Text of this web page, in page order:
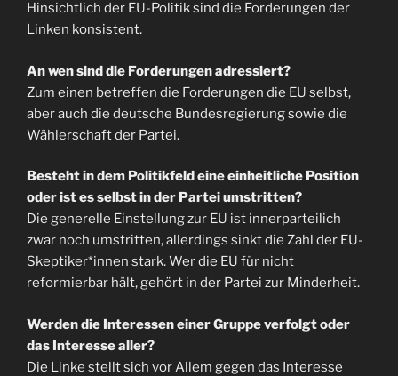
Hinsichtlich der EU-Politik sind die Forderungen der
Linken konsistent.
An wen sind die Forderungen adressiert?
Zum einen betreffen die Forderungen die EU selbst,
aber auch die deutsche Bundesregierung sowie die
Wählerschaft der Partei.
Besteht in dem Politikfeld eine einheitliche Position
oder ist es selbst in der Partei umstritten?
Die generelle Einstellung zur EU ist innerparteilich
zwar noch umstritten, allerdings sinkt die Zahl der EU-
Skeptiker*innen stark. Wer die EU für nicht
reformierbar hält, gehört in der Partei zur Minderheit.
Werden die Interessen einer Gruppe verfolgt oder
das Interesse aller?
Die Linke stellt sich vor Allem gegen das Interesse